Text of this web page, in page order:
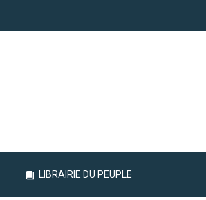
LIBRAIRIE DU PEUPLE